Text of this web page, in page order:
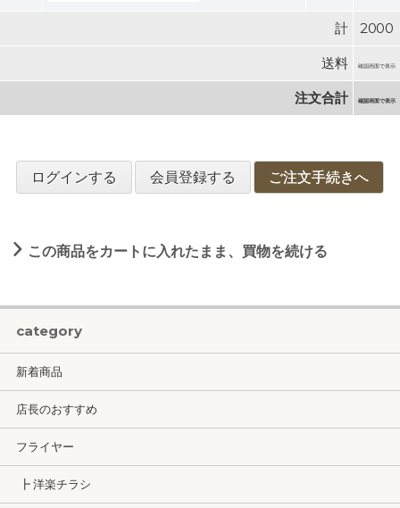
計 2000
送料 確認画面で表示
注文合計 確認画面で表示
ログインする 会員登録する ご注文手続きへ
この商品をカートに入れたまま、買物を続ける
category
新着商品
店長のおすすめ
フライヤー
┣ 洋楽チラシ